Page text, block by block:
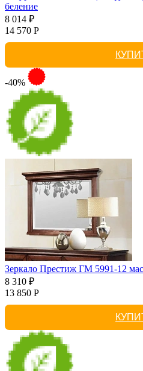
беление
8 014 ₽
14 570 Р
-40%
Зеркало Престиж ГМ 5991-12
8 310 ₽
13 850 Р